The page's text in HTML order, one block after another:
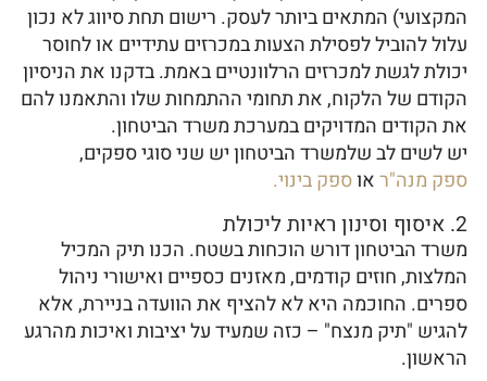
המקצועי) המתאים ביותר לעסק. רישום תחת סיווג לא נכון
עלול להוביל לפסילת הצעות במכרזים עתידיים או לחוסר
יכולת לגשת למכרזים הרלוונטיים באמת. בדקנו את הניסיון
הקודם של הלקוח, את תחומי ההתמחות שלו והתאמנו להם
את הקודים המדויקים במערכת משרד הביטחון.
יש לשים לב שלמשרד הביטחון יש שני סוגי ספקים,
ספק מנה"ראוספק בינוי.
2. איסוף וסינון ראיות ליכולת
משרד הביטחון דורש הוכחות בשטח. הכנו תיק המכיל
המלצות, חוזים קודמים, מאזנים כספיים ואישורי ניהול
ספרים. החוכמה היא לא להציף את הוועדה בניירת, אלא
להגיש "תיק מנצח" – כזה שמעיד על יציבות ואיכות מהרגע
הראשון.